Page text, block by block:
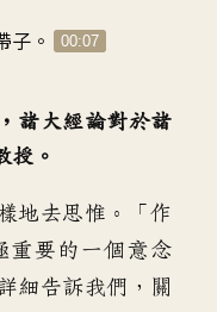
子 。 00:07
， 諸大經論對於諸
授 。
地去思惟 。「作
重要的一個意念
細告訴我們 ，
關